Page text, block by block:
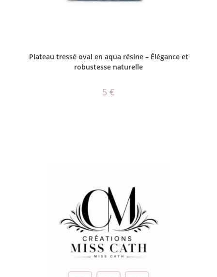
Plateau tressé oval en aqua résine – Élégance et
robustesse naturelle
5 €